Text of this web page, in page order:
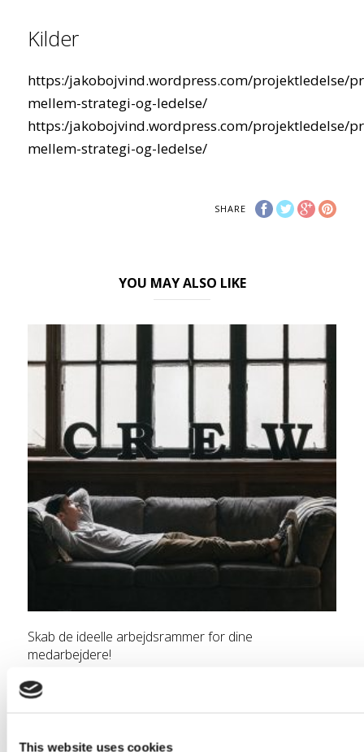
This website uses cookies
Kilder
https:/jakobojvind.wordpress.com/projektledelse/
mellem-strategi-og-ledelse/
https:/jakobojvind.wordpress.com/projektledelse/
mellem-strategi-og-ledelse/
SHARE
YOU MAY ALSO LIKE
Skab de ideelle arbejdsrammer for dine
medarbejdere!